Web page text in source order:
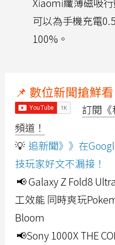
可以為手機充電
100%。
📌 數位新聞搶鮮看
訂閱《
頻道！
💡 追新聞》》在
技玩家好文不漏接！
📢 Galaxy Z Fold8
工效能 同時爽玩
Bloom
📢Sony 1000X THE